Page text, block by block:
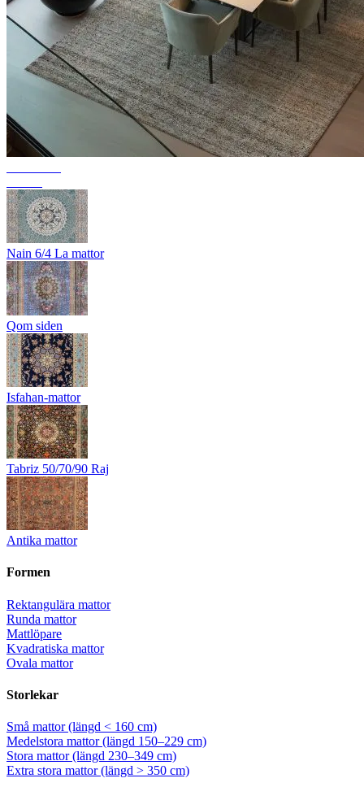
Nain 6/4 La mattor
Qom siden
Isfahan-mattor
Tabriz 50/70/90 Raj
Antika mattor
Formen
Rektangulära mattor
Runda mattor
Mattlöpare
Kvadratiska mattor
Ovala mattor
Storlekar
Små mattor (längd < 160 cm)
Medelstora mattor (längd 150–229 cm)
Stora mattor (längd 230–349 cm)
Extra stora mattor (längd > 350 cm)